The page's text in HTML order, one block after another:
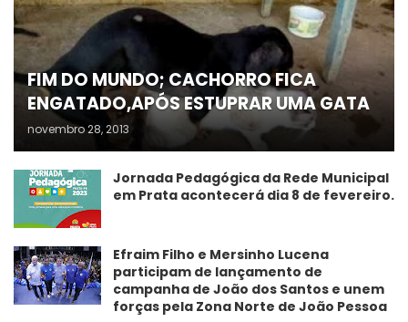
FIM DO MUNDO; CACHORRO FICA
ENGATADO,APÓS ESTUPRAR UMA GATA
novembro 28, 2013
Jornada Pedagógica da Rede Municipal
em Prata acontecerá dia 8 de fevereiro.
Efraim Filho e Mersinho Lucena
participam de lançamento de
campanha de João dos Santos e unem
forças pela Zona Norte de João Pessoa